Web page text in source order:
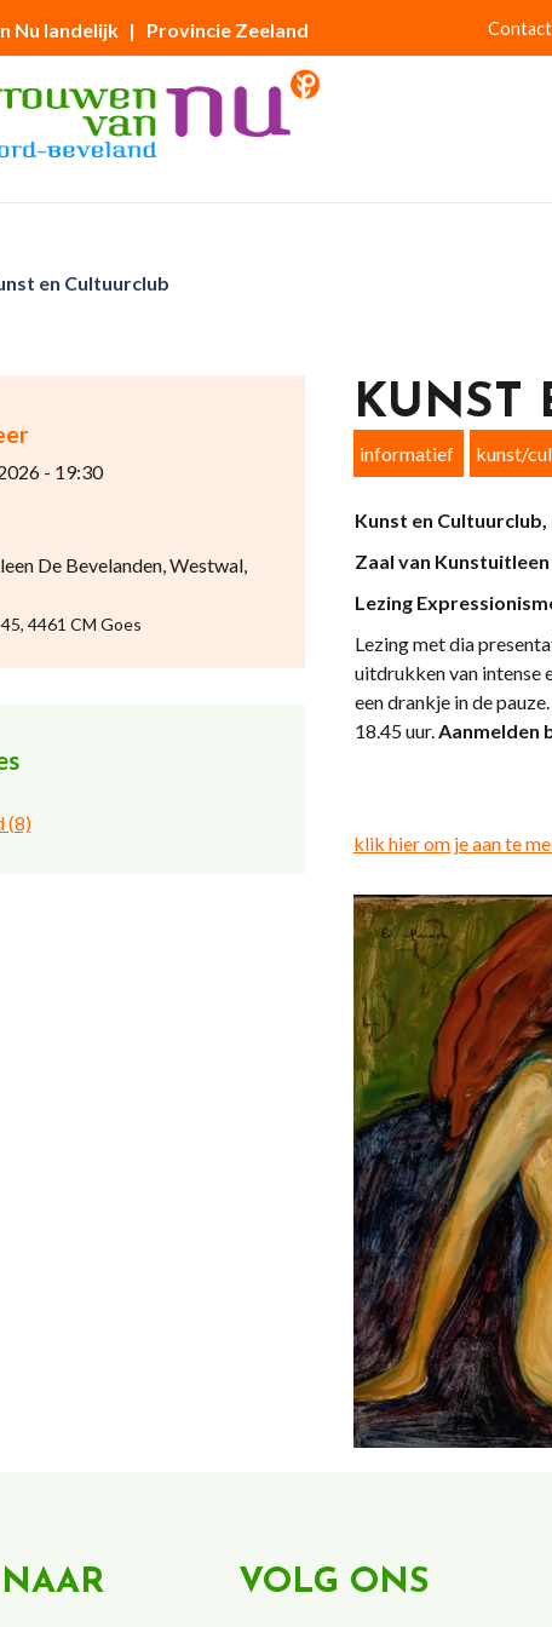
Nu landelijk | Provincie Zeeland Contact
en Cultuurclub
- 19:30
De Bevelanden, Westwal,
4461 CM Goes
(8)
KUNST
informatief kunst/
Kunst en
Zaal van
Lezing
Lezing met dia
uitdrukken van intense
een drankje in de
18.45 uur.Aanmelden
klik hier om je aan te
VOLG ONS